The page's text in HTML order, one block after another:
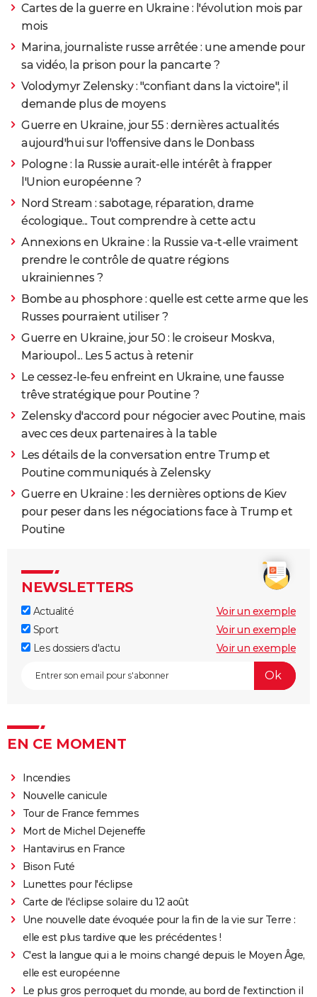
Cartes de la guerre en Ukraine : l'évolution mois par
mois
Marina, journaliste russe arrêtée : une amende pour
sa vidéo, la prison pour la pancarte ?
Volodymyr Zelensky : "confiant dans la victoire", il
demande plus de moyens
Guerre en Ukraine, jour 55 : dernières actualités
aujourd'hui sur l'offensive dans le Donbass
Pologne : la Russie aurait-elle intérêt à frapper
l'Union européenne ?
Nord Stream : sabotage, réparation, drame
écologique... Tout comprendre à cette actu
Annexions en Ukraine : la Russie va-t-elle vraiment
prendre le contrôle de quatre régions
ukrainiennes ?
Bombe au phosphore : quelle est cette arme que les
Russes pourraient utiliser ?
Guerre en Ukraine, jour 50 : le croiseur Moskva,
Marioupol... Les 5 actus à retenir
Le cessez-le-feu enfreint en Ukraine, une fausse
trêve stratégique pour Poutine ?
Zelensky d'accord pour négocier avec Poutine, mais
avec ces deux partenaires à la table
Les détails de la conversation entre Trump et
Poutine communiqués à Zelensky
Guerre en Ukraine : les dernières options de Kiev
pour peser dans les négociations face à Trump et
Poutine
NEWSLETTERS
Actualité
Voir un exemple
Sport
Voir un exemple
Les dossiers d'actu
Voir un exemple
EN CE MOMENT
Incendies
Nouvelle canicule
Tour de France femmes
Mort de Michel Dejeneffe
Hantavirus en France
Bison Futé
Lunettes pour l'éclipse
Carte de l'éclipse solaire du 12 août
Une nouvelle date évoquée pour la fin de la vie sur Terre :
elle est plus tardive que les précédentes !
C'est la langue qui a le moins changé depuis le Moyen Âge,
elle est européenne
Le plus gros perroquet du monde, au bord de l'extinction il